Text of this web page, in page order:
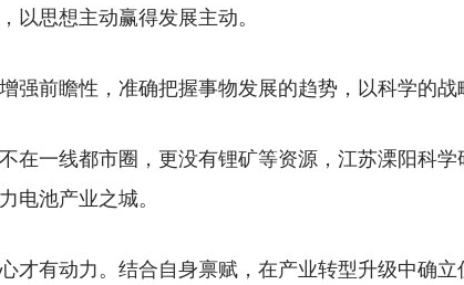
以思想主动赢得发展主动。
前瞻性，准确把握事物发展的趋势，以科学的战
一线都市圈，更没有锂矿等资源，江苏溧阳科学
电池产业之城。
有动力。结合自身禀赋，在产业转型升级中确立